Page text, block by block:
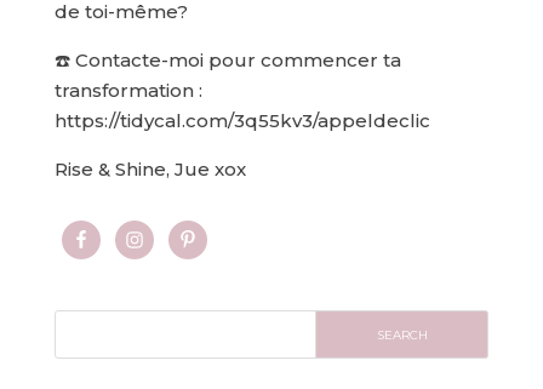
de toi-même?
☎️ Contacte-moi pour commencer ta
transformation :
https://tidycal.com/3q55kv3/appeldeclic
Rise & Shine, Jue xox